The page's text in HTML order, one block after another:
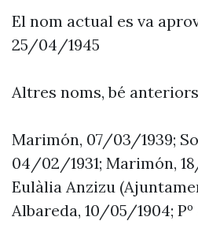
El nom actual es va
25/04/1945
Altres noms, bé
Marimón, 07/03/1939;
04/02/1931; Marimón,
Eulàlia Anzizu
Albareda, 10/05/1904;